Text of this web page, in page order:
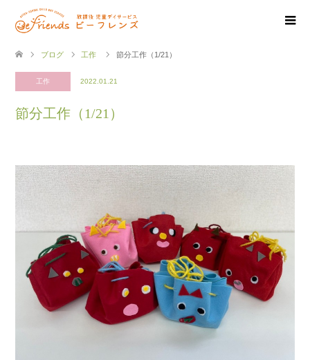
ブログ 工作 節分工作（1/21）
工作 2022.01.21
節分工作（1/21）